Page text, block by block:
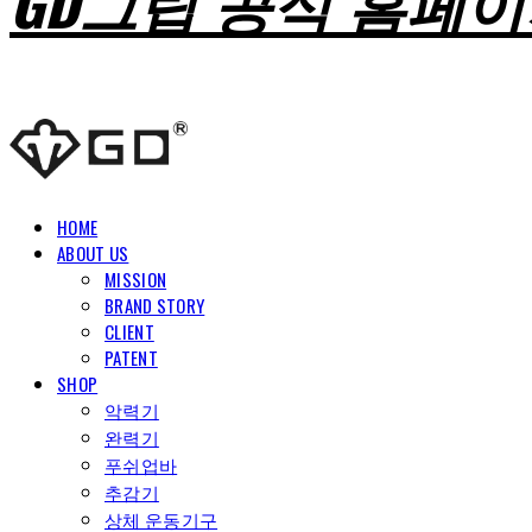
HOME
ABOUT US
MISSION
BRAND STORY
CLIENT
PATENT
SHOP
악력기
완력기
푸쉬업바
추감기
상체 운동기구